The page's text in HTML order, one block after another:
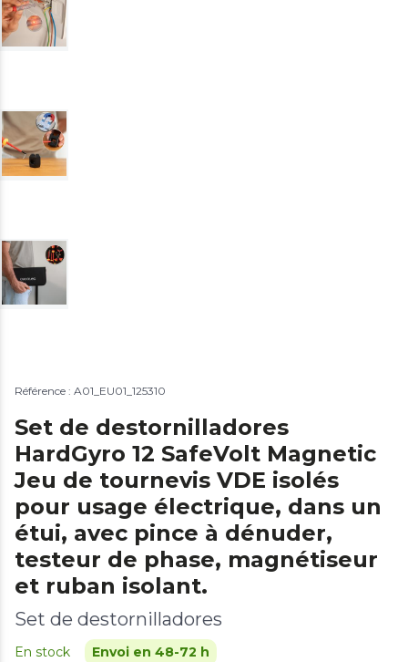
Référence : A01_EU01_125310
Set de destornilladores
HardGyro 12 SafeVolt Magnetic
Jeu de tournevis VDE isolés
pour usage électrique, dans un
étui, avec pince à dénuder,
testeur de phase, magnétiseur
et ruban isolant.
Set de destornilladores
En stock Envoi en 48-72 h